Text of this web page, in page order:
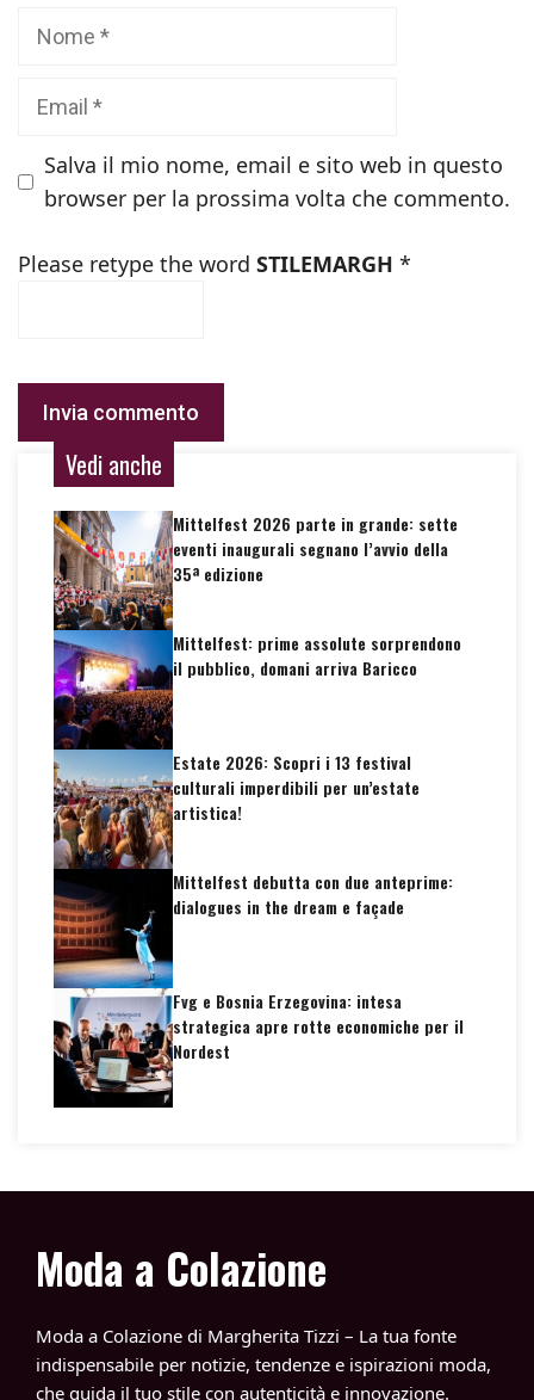
Salva il mio nome, email e sito web in questo
browser per la prossima volta che commento.
Please retype the word STILEMARGH *
Vedi anche
Mittelfest 2026 parte in grande: sette
eventi inaugurali segnano l’avvio della
35ª edizione
Mittelfest: prime assolute sorprendono
il pubblico, domani arriva Baricco
Estate 2026: Scopri i 13 festival
culturali imperdibili per un’estate
artistica!
Mittelfest debutta con due anteprime:
dialogues in the dream e façade
Fvg e Bosnia Erzegovina: intesa
strategica apre rotte economiche per il
Nordest
Moda a Colazione
Moda a Colazione di Margherita Tizzi – La tua fonte
indispensabile per notizie, tendenze e ispirazioni moda,
che guida il tuo stile con autenticità e innovazione.